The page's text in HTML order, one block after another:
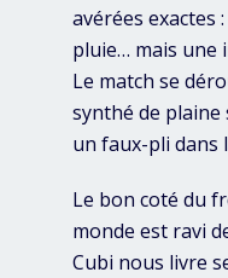
avérées exactes
pluie… mais une
Le match se
synthé de plaine
un faux-pli dans
Le bon coté du
monde est ravi
Cubi nous livre